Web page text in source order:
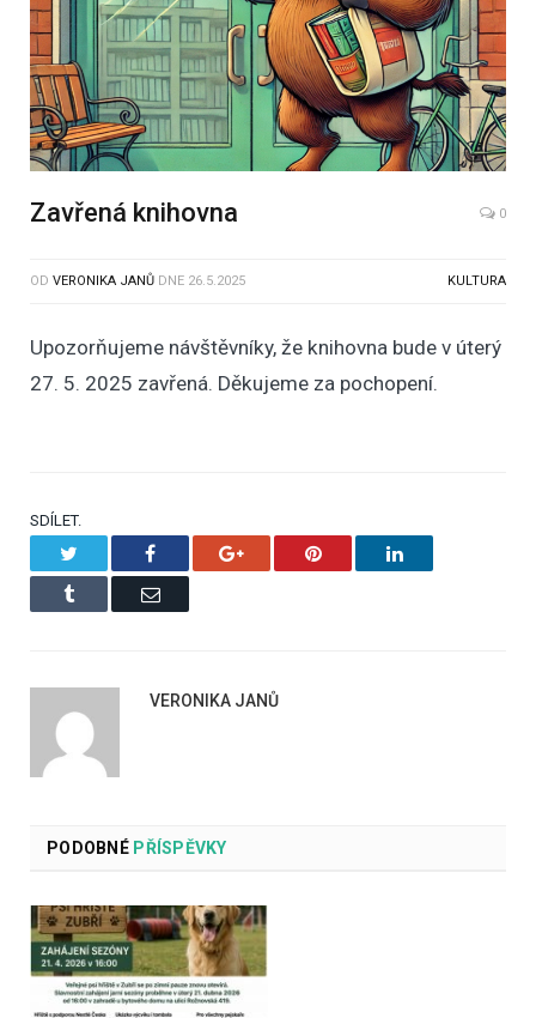
Zavřená knihovna 0
OD VERONIKA JANŮ DNE 26.5.2025 KULTURA
Upozorňujeme návštěvníky, že knihovna bude v úterý
27. 5. 2025 zavřená. Děkujeme za pochopení.
SDÍLET.
Facebook Google+ Pinterest LinkedIn
Tumblr Email
VERONIKA JANŮ
PODOBNÉPŘÍSPĚVKY